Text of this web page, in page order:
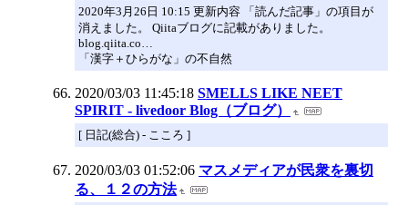
2020年3月26日 10:15 更新内容 「読んだ記事」の項目が
消えました。 Qiitaブログに記載がありました。
blog.qiita.co…
「漢字＋ひらがな」の不自然
2020/03/03 11:45:18 SMELLS LIKE NEET
SPIRIT - livedoor Blog（ブログ）
[ 日記(総合) - こころ ]
2020/03/03 01:52:06 マスメディアが民衆を裏切
る、１２の方法